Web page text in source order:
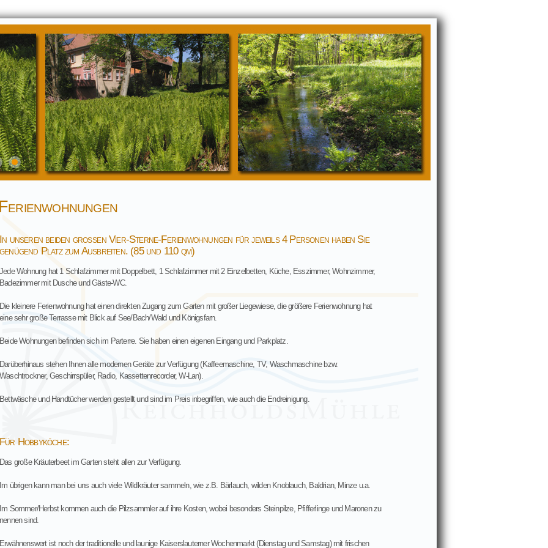
In unseren beiden großen Vier-Sterne-Ferienwohnungen für jeweils 4 Personen haben Sie
genügend Platz zum Ausbreiten. (85 und 110 qm)
Jede Wohnung hat 1 Schlafzimmer mit Doppelbett, 1 Schlafzimmer mit 2 Einzelbetten, Küche, Esszimmer, Wohnzimmer,
Badezimmer mit Dusche und Gäste-WC.
Die kleinere Ferienwohnung hat einen direkten Zugang zum Garten mit großer Liegewiese, die größere Ferienwohnung hat
eine sehr große Terrasse mit Blick auf See/Bach/Wald und Königsfarn.
Beide Wohnungen befinden sich im Parterre. Sie haben einen eigenen Eingang und Parkplatz.
Darüberhinaus stehen Ihnen alle modernen Geräte zur Verfügung (Kaffeemaschine, TV, Waschmaschine bzw.
Waschtrockner, Geschirrspüler, Radio, Kassettenrecorder, W-Lan).
Bettwäsche und Handtücher werden gestellt und sind im Preis inbegriffen, wie auch die Endreinigung.
Für Hobbyköche:
Das große Kräuterbeet im Garten steht allen zur Verfügung.
Im übrigen kann man bei uns auch viele Wildkräuter sammeln, wie z.B. Bärlauch, wilden Knoblauch, Baldrian, Minze u.a.
Im Sommer/Herbst kommen auch die Pilzsammler auf ihre Kosten, wobei besonders Steinpilze, Pfifferlinge und Maronen zu
nennen sind.
Erwähnenswert ist noch der traditionelle und launige Kaiserslauterner Wochenmarkt (Dienstag und Samstag) mit frischen